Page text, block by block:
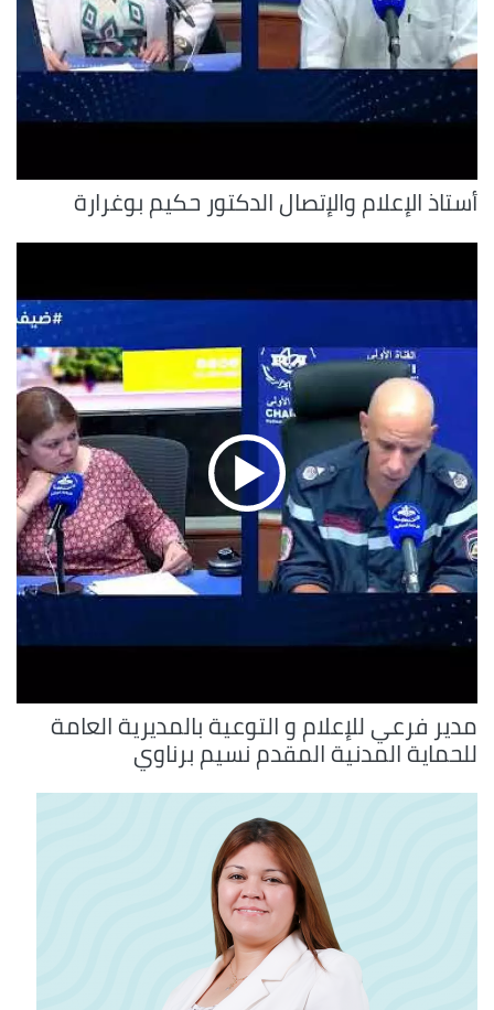
أستاذ الإعلام والإتصال الدكتور حكيم بوغرارة
مدير فرعي للإعلام و التوعية بالمديرية العامة
للحماية المدنية المقدم نسيم برناوي